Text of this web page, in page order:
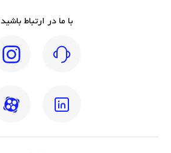
با ما در ارتباط باشید